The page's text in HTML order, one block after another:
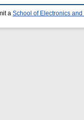
a School of Electronics